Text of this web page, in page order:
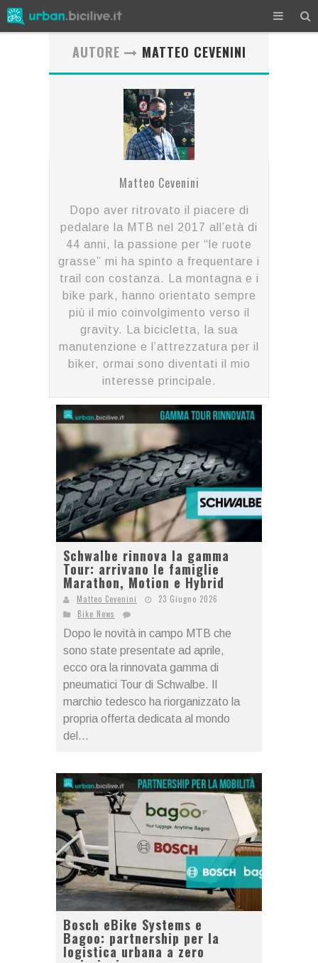
AUTORE MATTEO CEVENINI
Matteo Cevenini
Dopo aver ritrovato il piacere di
pedalare la MTB nel 2017 all’età di
44 anni, la passione per “le ruote
grasse” mi ha spinto a frequentare i
trail con costanza. La montagna e i
bike park, hanno orientato sempre
più il mio coinvolgimento verso il
gravity. La bicicletta, la sua
manutenzione e l’attrezzatura per il
biker, ormai sono diventati il mio
interesse principale.
Schwalbe rinnova la gamma
Tour: arrivano le famiglie
Marathon, Motion e Hybrid
Matteo Cevenini
23 Giugno 2026
Bike News
Dopo le novità in campo MTB che
sono state presentate ad aprile,
ecco ora la rinnovata gamma di
pneumatici Tour di Schwalbe. Il
marchio tedesco ha riorganizzato la
propria offerta dedicata al mondo
del...
Bosch eBike Systems e
Bagoo: partnership per la
logistica urbana a zero